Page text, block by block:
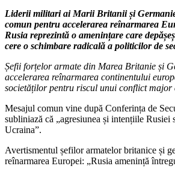
Liderii militari ai Marii Britanii și
comun pentru accelerarea reînarmarea
Rusia reprezintă o amenințare care
cere o schimbare radicală a politicilor de
Șefii forțelor armate din Marea Britanie și
accelerarea reînarmarea continentului
societăților pentru riscul unui conflict major
Mesajul comun vine după Conferința de
subliniază că „agresiunea și intențiile Rusiei
Ucraina”.
Avertismentul șefilor armatelor britanice și
reînarmarea Europei: „Rusia amenință